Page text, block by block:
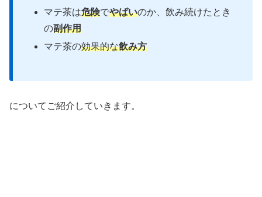
マテ茶は危険でやばいのか、飲み続けたとき
の副作用
マテ茶の効果的な飲み方
についてご紹介していきます。